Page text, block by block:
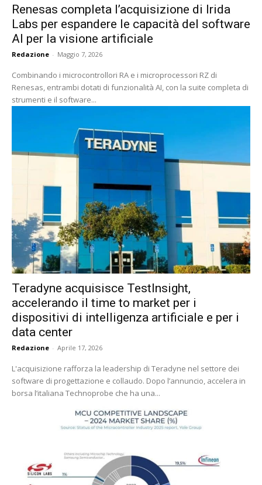
Renesas completa l’acquisizione di Irida
Labs per espandere le capacità del software
AI per la visione artificiale
Redazione - Maggio 7, 2026
Combinando i microcontrollori RA e i microprocessori RZ di
Renesas, entrambi dotati di funzionalità AI, con la suite completa di
strumenti e il software...
Teradyne acquisisce TestInsight,
accelerando il time to market per i
dispositivi di intelligenza artificiale e per i
data center
Redazione - Aprile 17, 2026
L'acquisizione rafforza la leadership di Teradyne nel settore dei
software di progettazione e collaudo. Dopo l’annuncio, accelera in
borsa l’italiana Technoprobe che ha una...